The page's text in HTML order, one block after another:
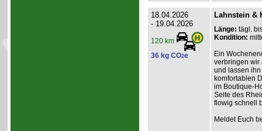
18.04.2026
- 19.04.2026
120 km
36 kg CO2e
Lahnstein &
Länge: tägl.
Kondition:
Ein
verbringen wir
und lassen
komfortablen
im Boutique-
Seite des
flowig schnell
Meldet Euch